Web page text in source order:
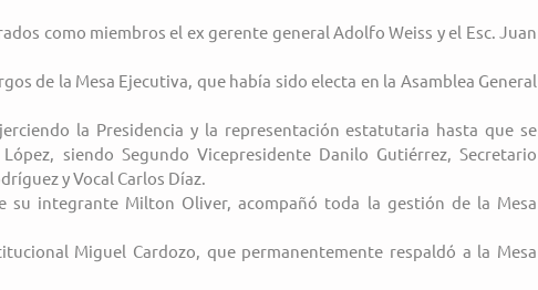
como miembros el ex gerente general Adolfo Weiss y el Esc. Juan
de la Mesa Ejecutiva, que había sido electa en la Asamblea General
la Presidencia y la representación estatutaria hasta que se
siendo Segundo Vicepresidente Danilo Gutiérrez, Secretario
y Vocal Carlos Díaz.
su integrante Milton Oliver, acompañó toda la gestión de la Mesa
Miguel Cardozo, que permanentemente respaldó a la Mesa